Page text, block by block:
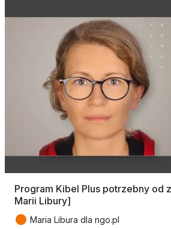
Program Kibel Plus potrzebny od
Marii Libury]
● Maria Libura dla ngo.pl